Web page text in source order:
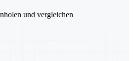
und vergleichen